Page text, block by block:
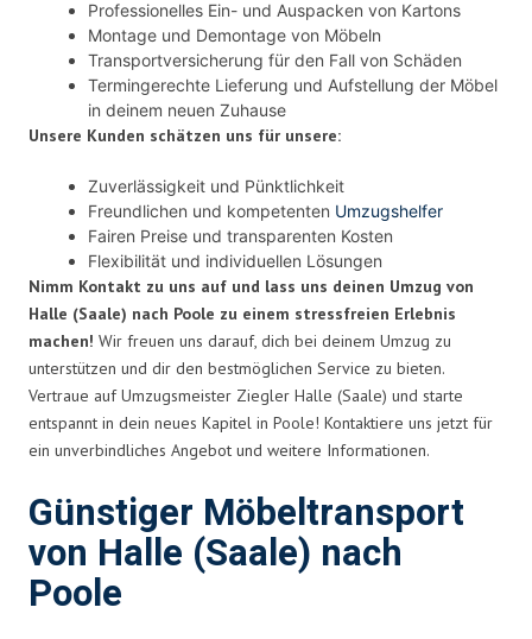
Professionelles Ein- und Auspacken von Kartons
Montage und Demontage von Möbeln
Transportversicherung für den Fall von Schäden
Termingerechte Lieferung und Aufstellung der Möbel
in deinem neuen Zuhause
Unsere Kunden schätzen uns für unsere:
Zuverlässigkeit und Pünktlichkeit
Freundlichen und kompetenten Umzugshelfer
Fairen Preise und transparenten Kosten
Flexibilität und individuellen Lösungen
Nimm Kontakt zu uns auf und lass uns deinen Umzug von
Halle (Saale) nach Poole zu einem stressfreien Erlebnis
machen! Wir freuen uns darauf, dich bei deinem Umzug zu
unterstützen und dir den bestmöglichen Service zu bieten.
Vertraue auf Umzugsmeister Ziegler Halle (Saale) und starte
entspannt in dein neues Kapitel in Poole! Kontaktiere uns jetzt für
ein unverbindliches Angebot und weitere Informationen.
Günstiger Möbeltransport
von Halle (Saale) nach
Poole